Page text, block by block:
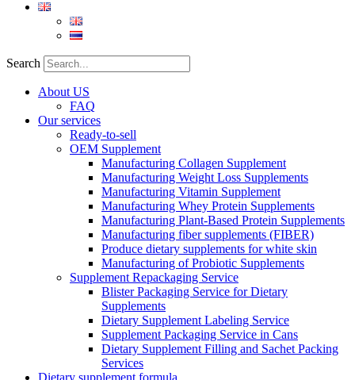
Search
About US
FAQ
Our services
Ready-to-sell
OEM Supplement
Manufacturing Collagen Supplement
Manufacturing Weight Loss Supplements
Manufacturing Vitamin Supplement
Manufacturing Whey Protein Supplements
Manufacturing Plant-Based Protein Supplements
Manufacturing fiber supplements (FIBER)
Produce dietary supplements for white skin
Manufacturing of Probiotic Supplements
Supplement Repackaging Service
Blister Packaging Service for Dietary
Supplements​
Dietary Supplement Labeling Service
Supplement Packaging Service in Cans
Dietary Supplement Filling and Sachet Packing
Services
Dietary supplement formula